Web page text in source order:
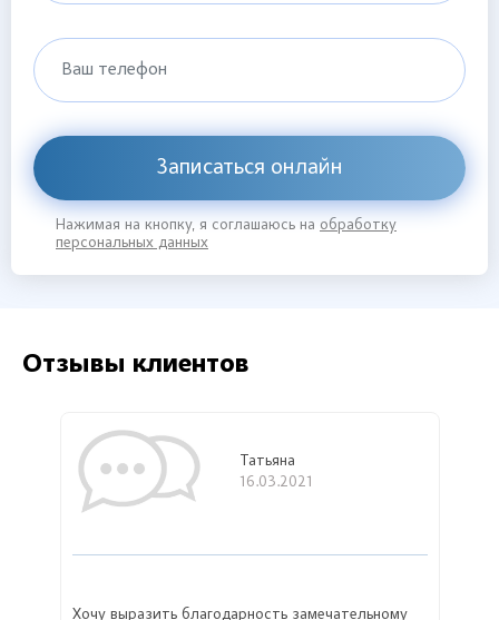
Ваш телефон
Записаться онлайн
Нажимая на кнопку, я соглашаюсь на обработку
персональных данных
Отзывы клиентов
Татьяна
16.03.2021
Хочу выразить благодарность замечательному